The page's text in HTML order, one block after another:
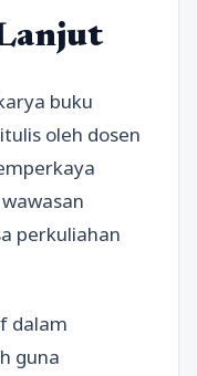
buku
oleh dosen
perkuliahan
dalam
guna